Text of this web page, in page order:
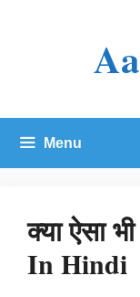
Menu
क्या ऐसा
In Hindi